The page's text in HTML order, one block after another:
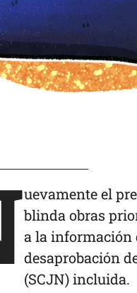
uevamente el
blinda obras
a la información
desaprobación
(SCJN) incluida.